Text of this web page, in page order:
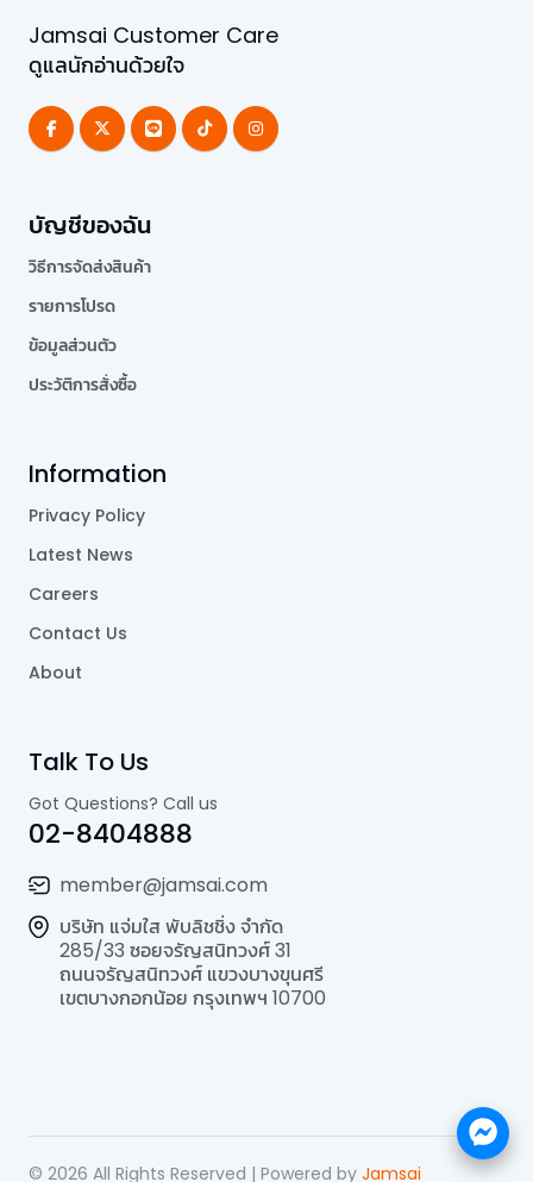
Jamsai Customer Care
ดูแลนักอ่านด้วยใจ
บัญชีของฉัน
วิธีการจัดส่งสินค้า
รายการโปรด
ข้อมูลส่วนตัว
ประวัติการสั่งซื้อ
Information
Privacy Policy
Latest News
Careers
Contact Us
About
Talk To Us
Got Questions? Call us
02-8404888
member@jamsai.com
บริษัท แจ่มใส พับลิชชิ่ง จำกัด
285/33 ซอยจรัญสนิทวงศ์ 31
ถนนจรัญสนิทวงศ์ แขวงบางขุนศรี
เขตบางกอกน้อย กรุงเทพฯ 10700
© 2026 All Rights Reserved | Powered by Jamsai